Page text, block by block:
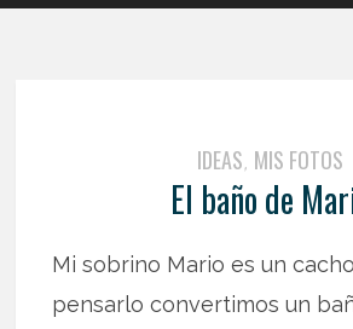
IDEAS, MIS FOTOS
El baño de
Mi sobrino Mario es un
pensarlo convertimos un